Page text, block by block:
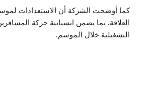
كما أوضحت الشركة أن الاستعدادات
العلاقة. بما يضمن انسيابية حركة
التشغيلية خلال الموسم.